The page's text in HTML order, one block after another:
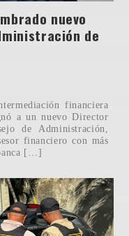
nuevo
de
financiera
a un nuevo Director
de Administración,
financiero con más
[…]